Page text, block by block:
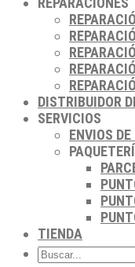
DISTRIBUIDOR
SERVICIOS
ENVIOS DE
TIENDA